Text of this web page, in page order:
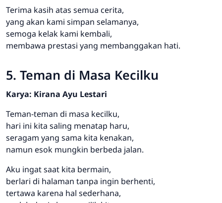
Terima kasih atas semua cerita,
yang akan kami simpan selamanya,
semoga kelak kami kembali,
membawa prestasi yang membanggakan hati.
5. Teman di Masa Kecilku
Karya: Kirana Ayu Lestari
Teman-teman di masa kecilku,
hari ini kita saling menatap haru,
seragam yang sama kita kenakan,
namun esok mungkin berbeda jalan.
Aku ingat saat kita bermain,
berlari di halaman tanpa ingin berhenti,
tertawa karena hal sederhana,